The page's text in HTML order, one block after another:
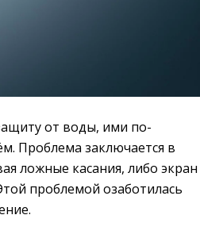
от воды, ими по-
Проблема заключается в
ложные касания, либо экран
проблемой озаботилась